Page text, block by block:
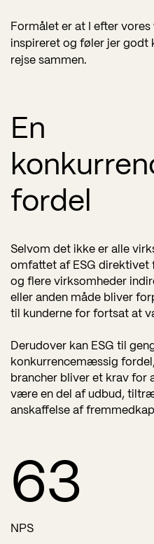
Formålet er at I efter
inspireret og føler jer godt
rejse sammen.
En
fordel
Selvom det ikke er alle
omfattet af ESG direktivet
og flere virksomheder
eller anden måde bliver
til kunderne for fortsat at
Derudover kan ESG til
konkurrencemæssig
brancher bliver et krav for
være en del af udbud,
anskaffelse af
63
NPS